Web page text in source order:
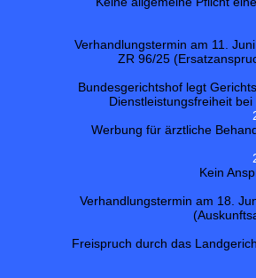
Verhandlungstermin am 11.
ZR 96/25
Bundesgerichtshof legt
Dienstleistungsfreiheit
Werbung für ärztliche
Kein
Verhandlungstermin am 18.
Freispruch durch das